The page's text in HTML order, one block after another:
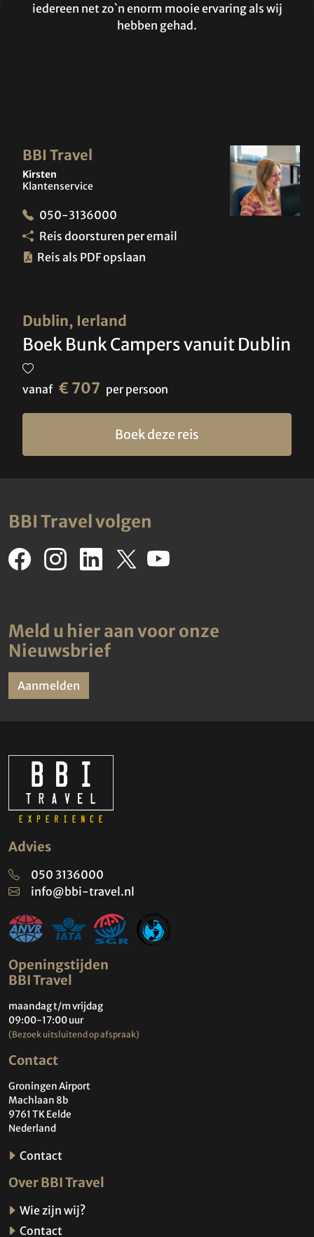
iedereen net zo`n enorm mooie ervaring als wij
hebben gehad.
Dublin, Ierland
Boek Bunk Campers vanuit Dublin
vanaf € 707 per persoon
Boek deze reis
BBI Travel
Kirsten
Klantenservice
050-3136000
Reis doorsturen per email
Reis als PDF opslaan
BBI Travel volgen
Meld u hier aan voor onze
Nieuwsbrief
Aanmelden
Advies
050 3136000
info@bbi-travel.nl
Openingstijden
BBI Travel
maandag t/m vrijdag
09:00-17:00 uur
(Bezoek uitsluitend op afspraak)
Contact
Groningen Airport
Machlaan 8b
9761 TK Eelde
Nederland
Contact
Over BBI Travel
Wie zijn wij?
Contact